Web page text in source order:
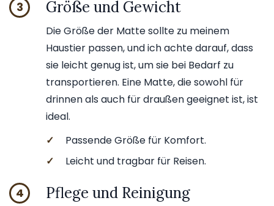
3 Größe und Gewicht
Die Größe der Matte sollte zu meinem
Haustier passen, und ich achte darauf, dass
sie leicht genug ist, um sie bei Bedarf zu
transportieren. Eine Matte, die sowohl für
drinnen als auch für draußen geeignet ist, ist
ideal.
✓
Passende Größe für Komfort.
✓
Leicht und tragbar für Reisen.
4 Pflege und Reinigung